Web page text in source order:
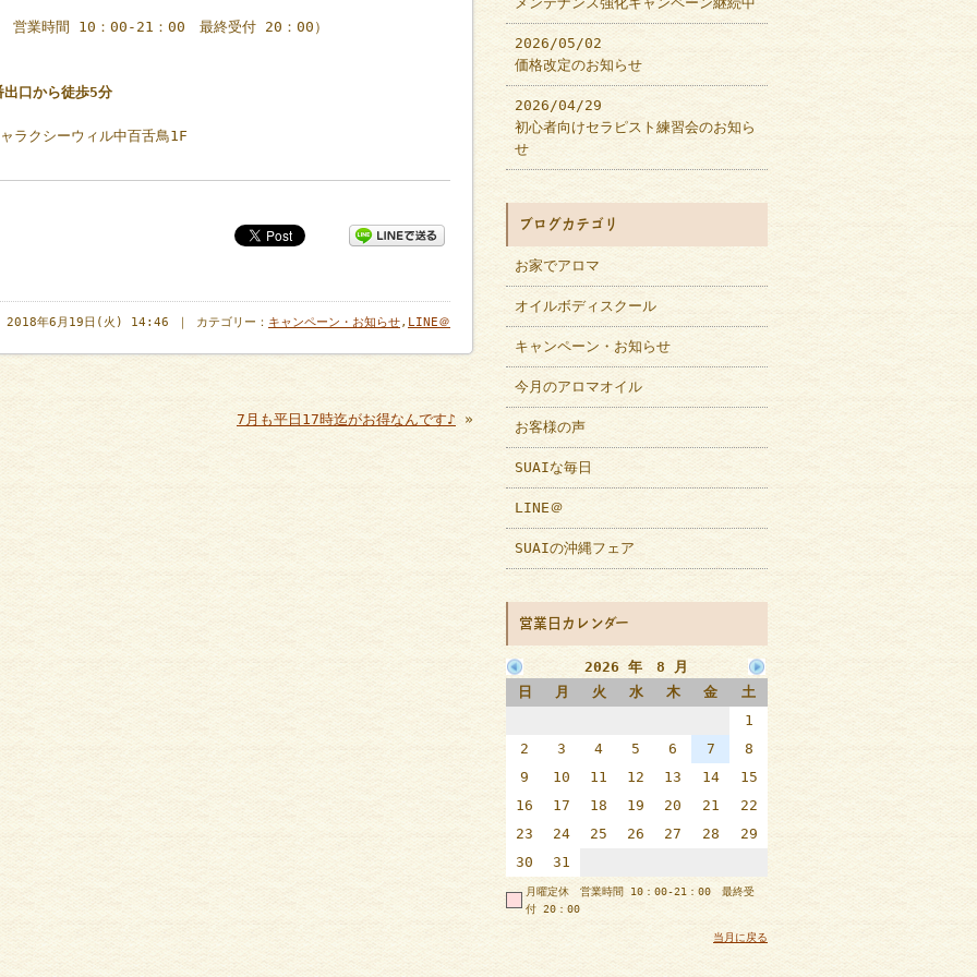
業時間 10：00-21：00 最終受付 20：00）
口から徒歩5分
クシーウィル中百舌鳥1F
2018年6月19日(火) 14:46 ｜ カテゴリー： キャンペーン・お知らせ, LINE＠
7月も平日17時迄がお得なんです♪ »
2026/05/02
価格改定のお知らせ
2026/04/29
初心者向けセラピスト練習会のお知ら
せ
ブログカテゴリ
お家でアロマ
オイルボディスクール
キャンペーン・お知らせ
今月のアロマオイル
お客様の声
SUAIな毎日
LINE＠
SUAIの沖縄フェア
営業日カレンダー
2026 年 8 月
日
月 火 水 木 金
土
1
2
3 4 5 6 7
8
9
10 11 12 13 14
15
16
17 18 19 20 21
22
23
24 25 26 27 28
29
30
31
月曜定休 営業時間 10：00-21：00 最終受
付 20：00
当月に戻る